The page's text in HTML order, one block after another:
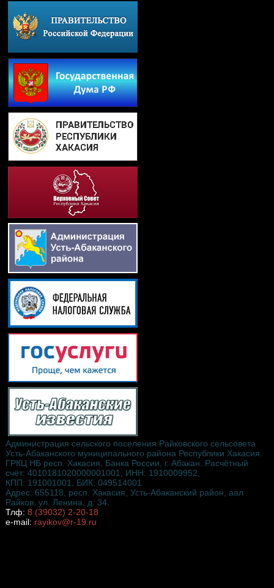
Администрация сельского поселения Райковского сельсовета
Усть-Абаканского муниципального района Республики Хакасия.
ГРКЦ НБ респ. Хакасия, Банка России, г. Абакан. Расчётный
счёт: 4010181020000001001, ИНН: 1910009952,
КПП: 191001001, БИК: 049514001
Адрес: 655118, респ. Хакасия, Усть-Абаканский район, аал
Райков, ул. Ленина, д. 34.
Тлф: 8 (39032) 2-20-18
e-mail: rayikov@r-19.ru